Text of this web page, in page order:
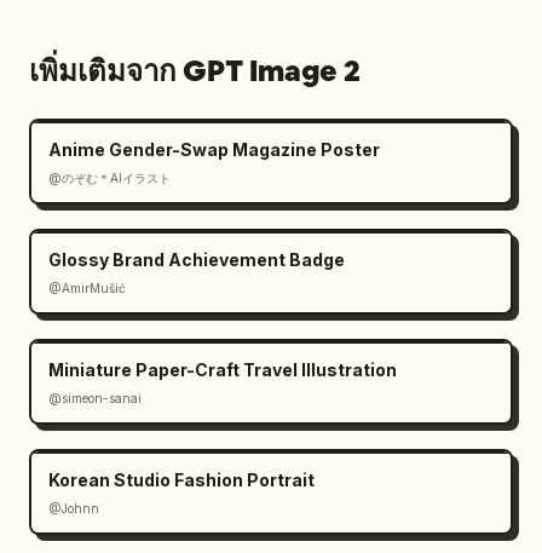
เพิ่มเติมจาก GPT Image 2
Anime Gender-Swap Magazine Poster
@のぞむ＊AIイラスト
Glossy Brand Achievement Badge
@AmirMušić
Miniature Paper-Craft Travel Illustration
@simeon-sanai
Korean Studio Fashion Portrait
@Johnn